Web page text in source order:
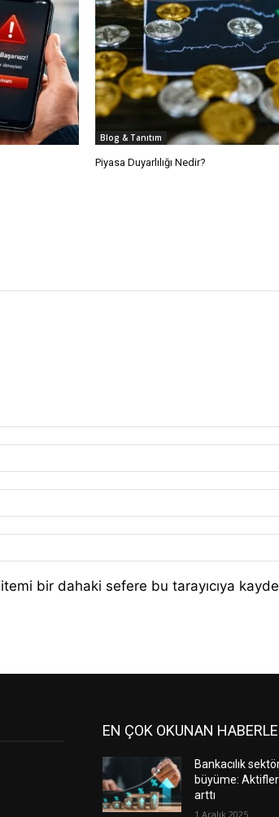
Blog & Tanıtım
Piyasa Duyarlılığı Nedir?
bir dahaki sefere bu tarayıcıya
EN ÇOK OKUNAN
Bankacılık
büyüme:
arttı
1 Aralık 2025